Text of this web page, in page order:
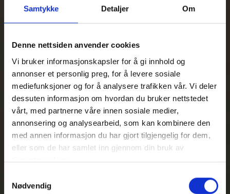
Samtykke Detaljer Om
Denne nettsiden anvender cookies
Vi bruker informasjonskapsler for å gi innhold og
annonser et personlig preg, for å levere sosiale
mediefunksjoner og for å analysere trafikken vår. Vi deler
dessuten informasjon om hvordan du bruker nettstedet
vårt, med partnerne våre innen sosiale medier,
annonsering og analysearbeid, som kan kombinere den
med annen informasjon du har gjort tilgjengelig for dem,
eller som de har samlet inn gjennom din bruk av
tjenestene deres.
Nødvendig